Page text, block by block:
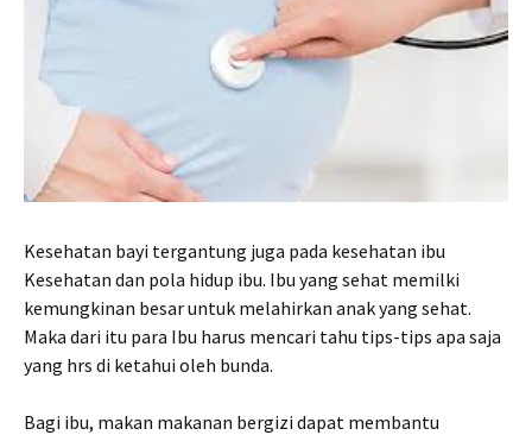
Kesehatan bayi tergantung juga pada kesehatan ibu
Kesehatan dan pola hidup ibu. Ibu yang sehat memilki
kemungkinan besar untuk melahirkan anak yang sehat.
Maka dari itu para Ibu harus mencari tahu tips-tips apa saja
yang hrs di ketahui oleh bunda.
Bagi ibu, makan makanan bergizi dapat membantu